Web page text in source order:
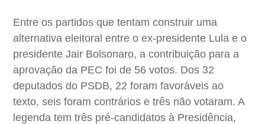
Entre os partidos que tentam construir uma
alternativa eleitoral entre o ex-presidente Lula e o
presidente Jair Bolsonaro, a contribuição para a
aprovação da PEC foi de 56 votos. Dos 32
deputados do PSDB, 22 foram favoráveis ao
texto, seis foram contrários e três não votaram. A
legenda tem três pré-candidatos à Presidência,